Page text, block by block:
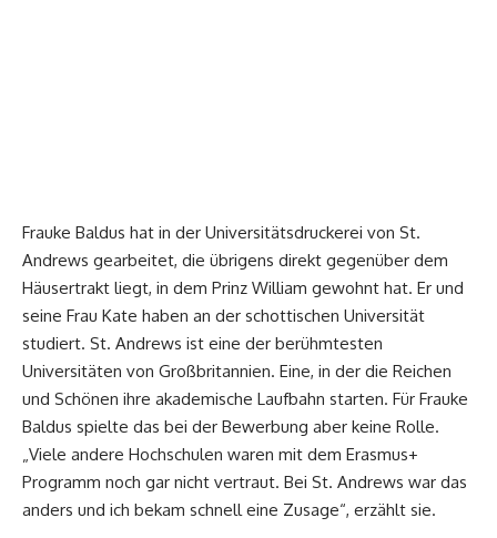
Frauke Baldus hat in der Universitätsdruckerei von St.
Andrews gearbeitet, die übrigens direkt gegenüber dem
Häusertrakt liegt, in dem Prinz William gewohnt hat. Er und
seine Frau Kate haben an der schottischen Universität
studiert. St. Andrews ist eine der berühmtesten
Universitäten von Großbritannien. Eine, in der die Reichen
und Schönen ihre akademische Laufbahn starten. Für Frauke
Baldus spielte das bei der Bewerbung aber keine Rolle.
„Viele andere Hochschulen waren mit dem Erasmus+
Programm noch gar nicht vertraut. Bei St. Andrews war das
anders und ich bekam schnell eine Zusage“, erzählt sie.